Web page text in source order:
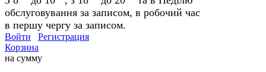
обслуговування за записом, в робочий час
в першу чергу за записом.
Войти
Регистрация
Корзина
на сумму